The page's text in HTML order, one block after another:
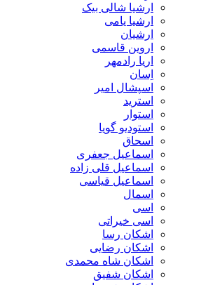
ارشیا شالی بیک
ارشیا یامی
ارشیان
اروین قاسمی
اریا رادمهر
اِسان
اسپشال امیر
استرید
استوار
استودیو گویا
اسحاق
اسماعیل جعفری
اسماعیل قلی زاده
اسماعیل قیاسی
اسمال
اسی
اسی خیراتی
اشکان رسا
اشکان رضایی
اشکان شاه محمدی
اشکان شفیق